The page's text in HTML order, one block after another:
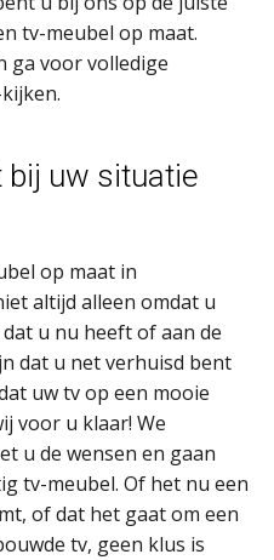
tv-meubel op maat.
ga voor volledige
bij uw situatie
op maat in
altijd alleen omdat u
u nu heeft of aan de
dat u net verhuisd bent
uw tv op een mooie
voor u klaar! We
u de wensen en gaan
tv-meubel. Of het nu een
of dat het gaat om een
tv, geen klus is